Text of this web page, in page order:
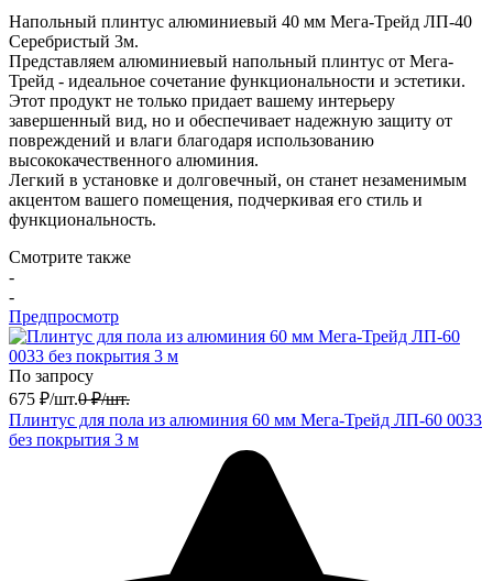
Напольный плинтус алюминиевый 40 мм Мега-Трейд ЛП-40
Серебристый 3м.
Представляем алюминиевый напольный плинтус от Мега-
Трейд - идеальное сочетание функциональности и эстетики.
Этот продукт не только придает вашему интерьеру
завершенный вид, но и обеспечивает надежную защиту от
повреждений и влаги благодаря использованию
высококачественного алюминия.
Легкий в установке и долговечный, он станет незаменимым
акцентом вашего помещения, подчеркивая его стиль и
функциональность.
Смотрите также
-
-
Предпросмотр
По запросу
675 ₽/шт.0 ₽/шт.
Плинтус для пола из алюминия 60 мм Мега-Трейд ЛП-60 0033
без покрытия 3 м